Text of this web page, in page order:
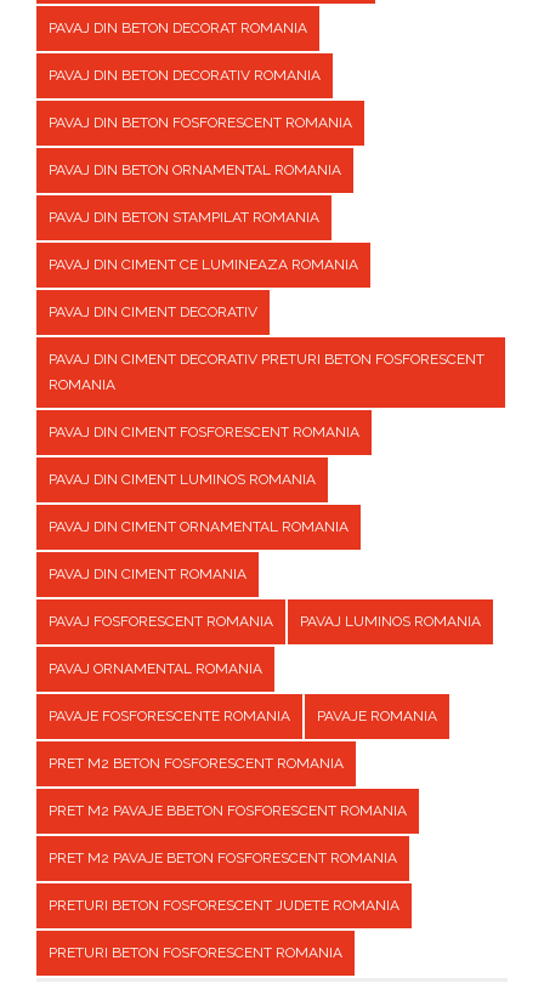
PAVAJ DIN BETON DECORAT ROMANIA
PAVAJ DIN BETON DECORATIV ROMANIA
PAVAJ DIN BETON FOSFORESCENT ROMANIA
PAVAJ DIN BETON ORNAMENTAL ROMANIA
PAVAJ DIN BETON STAMPILAT ROMANIA
PAVAJ DIN CIMENT CE LUMINEAZA ROMANIA
PAVAJ DIN CIMENT DECORATIV
PAVAJ DIN CIMENT DECORATIV PRETURI BETON FOSFORESCENT
ROMANIA
PAVAJ DIN CIMENT FOSFORESCENT ROMANIA
PAVAJ DIN CIMENT LUMINOS ROMANIA
PAVAJ DIN CIMENT ORNAMENTAL ROMANIA
PAVAJ DIN CIMENT ROMANIA
PAVAJ FOSFORESCENT ROMANIA PAVAJ LUMINOS ROMANIA
PAVAJ ORNAMENTAL ROMANIA
PAVAJE FOSFORESCENTE ROMANIA PAVAJE ROMANIA
PRET M2 BETON FOSFORESCENT ROMANIA
PRET M2 PAVAJE BBETON FOSFORESCENT ROMANIA
PRET M2 PAVAJE BETON FOSFORESCENT ROMANIA
PRETURI BETON FOSFORESCENT JUDETE ROMANIA
PRETURI BETON FOSFORESCENT ROMANIA